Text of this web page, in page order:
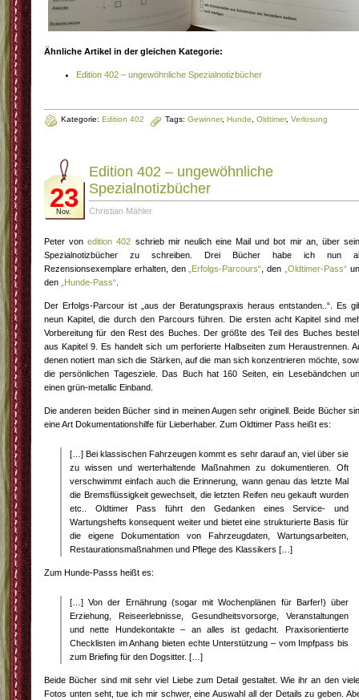
Ähnliche Artikel in der gleichen Kategorie:
Edition 402 – ungewöhnliche Spezialnotizbücher
Kategorie: Edition 402 Tags: Gewinner, Hunde Oldtimer, Verlosung
23
Nov.
Edition 402 – ungewöhnliche
Spezialnotizbücher
Christian Mähler
Peter vonedition 402 schrieb mir neulich eine Mail und bot mir an, über
Spezialnotizbücher zu schreiben. Drei Bücher habe ich nun
Rezensionsexemplare erhalten, den
„Erfolgs-Parcours“ , den „Oldtimer-Pass“
den
„Hunde-Pass“
Der Erfolgs-Parcour ist „aus der Beratungspraxis heraus entstanden..“. Es
neun Kapitel, die durch den Parcours führen. Die ersten acht Kapitel sind
Vorbereitung für den Rest des Buches. Der größte des Teil des Buches
aus Kapitel 9. Es handelt sich um perforierte Halbseiten zum Heraustrennen.
denen notiert man sich die Stärken, auf die man sich konzentrieren möchte,
die persönlichen Tagesziele. Das Buch hat 160 Seiten, ein Lesebändchen
einen grün-metallic Einband.
Die anderen beiden Bücher sind in meinen Augen sehr originell. Beide Bücher
eine Art Dokumentationshilfe für Lieberhaber. Zum Oldtimer Pass heißt es:
[…] Bei klassischen Fahrzeugen kommt es sehr darauf an, viel über sie
zu wissen und werterhaltende Maßnahmen zu dokumentieren. Oft
verschwimmt einfach auch die Erinnerung, wann genau das letzte Mal
die Bremsflüssigkeit gewechselt, die letzten Reifen neu gekauft wurden
etc.. Oldtimer Pass führt den Gedanken eines Service- und
Wartungshefts konsequent weiter und bietet eine strukturierte Basis für
die eigene Dokumentation von Fahrzeugdaten, Wartungsarbeiten,
Restaurationsmaßnahmen und Pflege des Klassikers […]
Zum Hunde-Passs heißt es:
[…] Von der Ernährung (sogar mit Wochenplänen für Barfer!) über
Erziehung, Reiseerlebnisse, Gesundheitsvorsorge, Veranstaltungen
und nette Hundekontakte – an alles ist gedacht. Praxisorientierte
Checklisten im Anhang bieten echte Unterstützung – vom Impfpass bis
zum Briefing für den Dogsitter. […]
Beide Bücher sind mit sehr viel Liebe zum Detail gestaltet. Wie ihr an den
Fotos unten seht, tue ich mir schwer, eine Auswahl all der Details zu geben.